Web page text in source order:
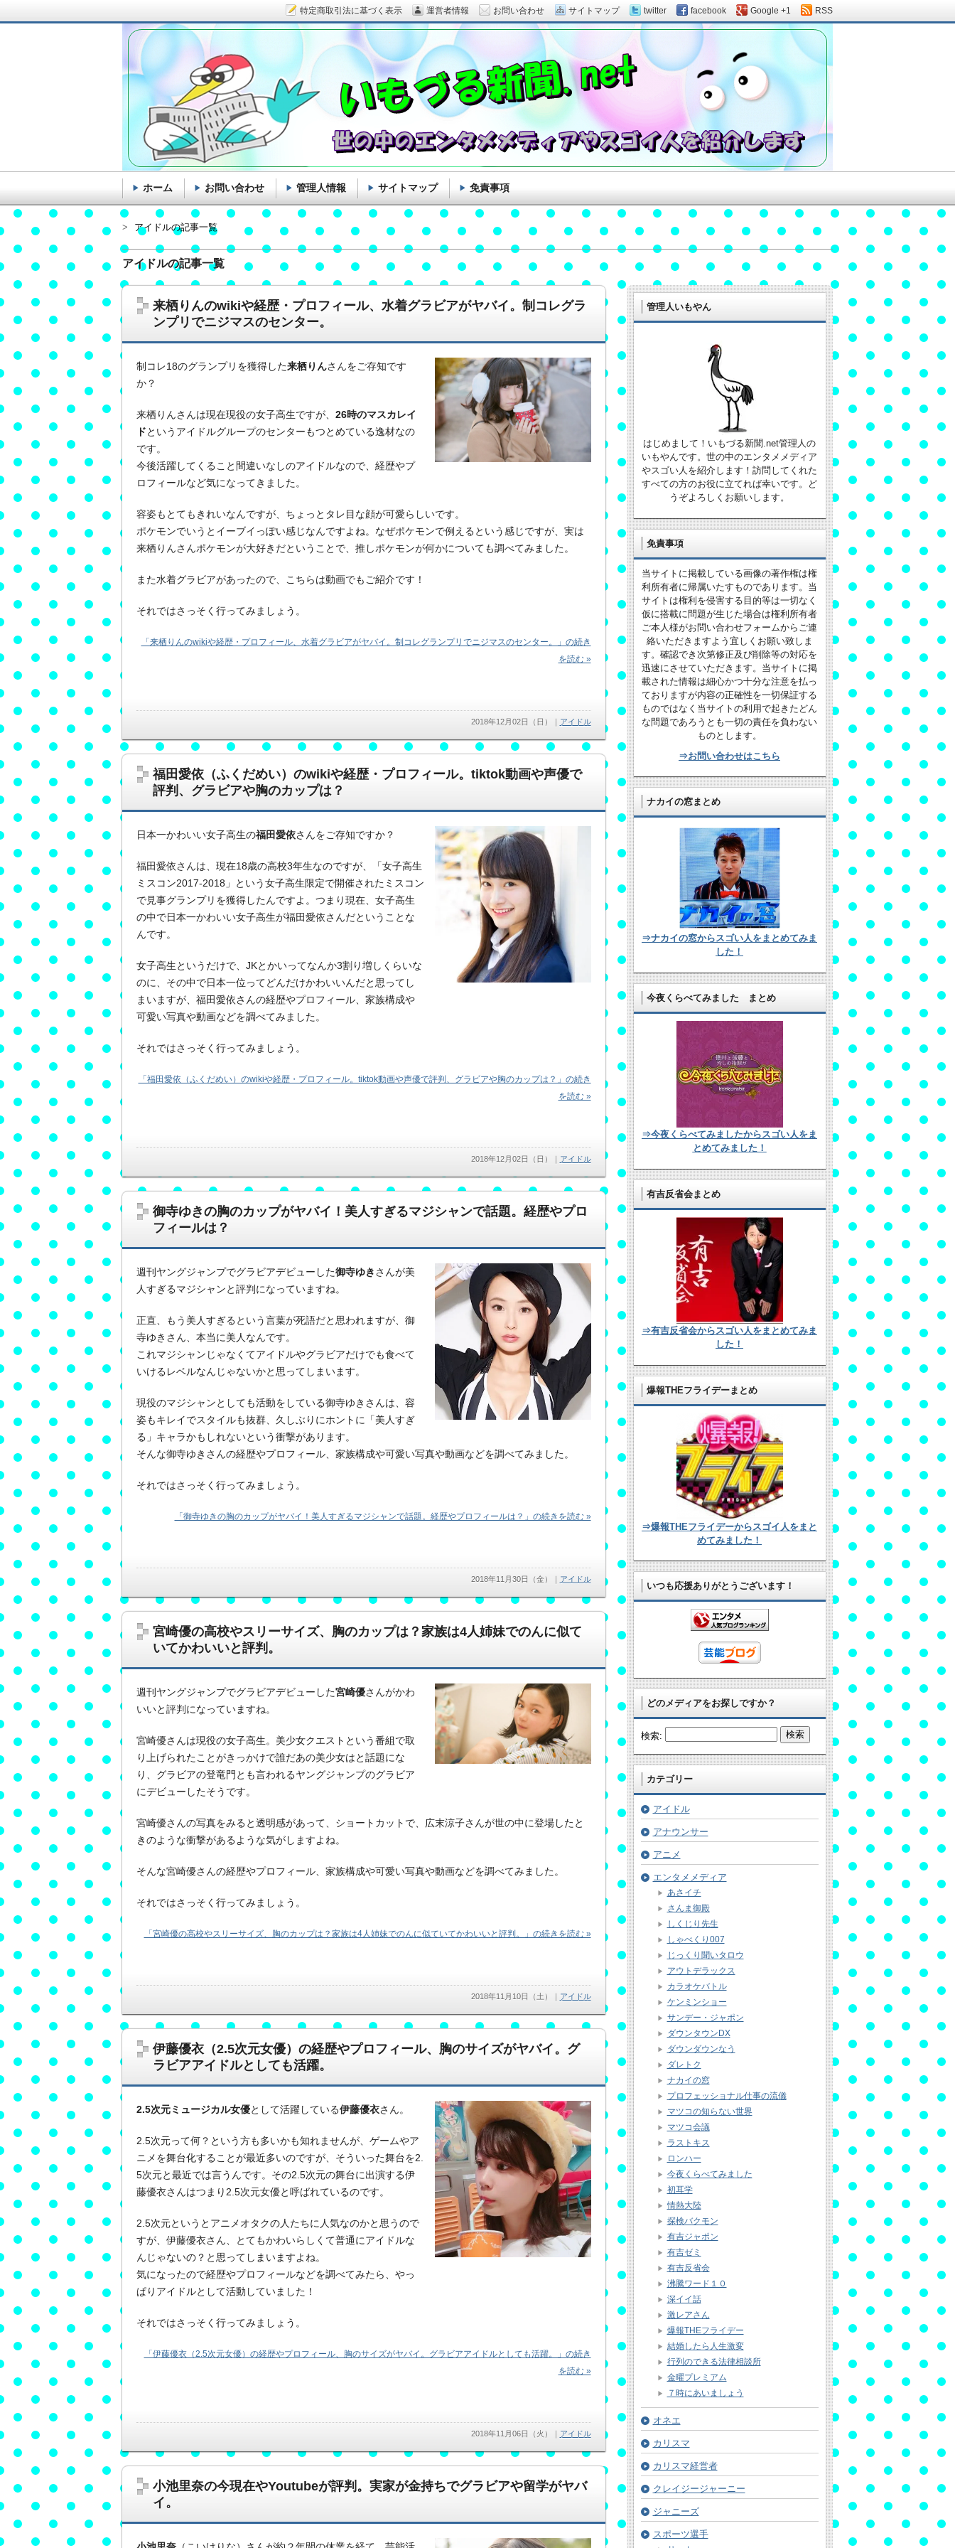
アイドルの記事一覧
来栖りんのwikiや経歴・プロフィール、水着グラビアがヤバイ。制コレグラ
ンプリでニジマスのセンター。
制コレ18のグランプリを獲得した来栖りんさんをご存知です
か？
来栖りんさんは現在現役の女子高生ですが、 26時のマスカレイ
ドというアイドルグループのセンターもつとめている逸材なの
です。
今後活躍してくること間違いなしのアイドルなので、経歴やプ
ロフィールなど気になってきました。
容姿もとてもきれいなんですが、ちょっとタレ目な顔が可愛らしいです。
ポケモンでいうとイーブイっぽい感じなんですよね。なぜポケモンで例えるという感じですが、実は
来栖りんさんポケモンが大好きだということで、推しポケモンが何かについても調べてみました。
また水着グラビアがあったので、こちらは動画でもご紹介です！
それではさっそく行ってみましょう。
「来栖りんのwikiや経歴・プロフィール、水着グラビアがヤバイ。制コレグランプリでニジマスのセンター。」の続き
を読む »
2018年12月02日（日） ｜ アイドル
福田愛依（ふくだめい）のwikiや経歴・プロフィール。tiktok動画や声優で
評判、グラビアや胸のカップは？
日本一かわいい女子高生の福田愛依さんをご存知ですか？
福田愛依さんは、現在18歳の高校3年生なのですが、「女子高生
ミスコン2017-2018」という女子高生限定で開催されたミスコン
で見事グランプリを獲得したんですよ。つまり現在、女子高生
の中で日本一かわいい女子高生が福田愛依さんだということな
んです。
女子高生というだけで、JKとかいってなんか3割り増しくらいな
のに、その中で日本一位ってどんだけかわいいんだと思ってし
まいますが、福田愛依さんの経歴やプロフィール、家族構成や
可愛い写真や動画などを調べてみました。
それではさっそく行ってみましょう。
「福田愛依（ふくだめい）のwikiや経歴・プロフィール。tiktok動画や声優で評判、グラビアや胸のカップは？」の続き
を読む »
2018年12月02日（日） ｜ アイドル
御寺ゆきの胸のカップがヤバイ！美人すぎるマジシャンで話題。経歴やプロ
フィールは？
週刊ヤングジャンプでグラビアデビューした御寺ゆきさんが美
人すぎるマジシャンと評判になっていますね。
正直、もう美人すぎるという言葉が死語だと思われますが、御
寺ゆきさん、本当に美人なんです。
これマジシャンじゃなくてアイドルやグラビアだけでも食べて
いけるレベルなんじゃないかと思ってしまいます。
現役のマジシャンとしても活動をしている御寺ゆきさんは、容
姿もキレイでスタイルも抜群、久しぶりにホントに「美人すぎ
る」キャラかもしれないという衝撃があります。
そんな御寺ゆきさんの経歴やプロフィール、家族構成や可愛い写真や動画などを調べてみました。
それではさっそく行ってみましょう。
「御寺ゆきの胸のカップがヤバイ！美人すぎるマジシャンで話題。経歴やプロフィールは？」の続きを読む »
2018年11月30日（金） ｜ アイドル
宮崎優の高校やスリーサイズ、胸のカップは？家族は4人姉妹でのんに似て
いてかわいいと評判。
週刊ヤングジャンプでグラビアデビューした宮崎優さんがかわ
いいと評判になっていますね。
宮崎優さんは現役の女子高生。美少女クエストという番組で取
り上げられたことがきっかけで誰だあの美少女はと話題にな
り、グラビアの登竜門とも言われるヤングジャンプのグラビア
にデビューしたそうです。
宮崎優さんの写真をみると透明感があって、ショートカットで、広末涼子さんが世の中に登場したと
きのような衝撃があるような気がしますよね。
そんな宮崎優さんの経歴やプロフィール、家族構成や可愛い写真や動画などを調べてみました。
それではさっそく行ってみましょう。
「宮崎優の高校やスリーサイズ、胸のカップは？家族は4人姉妹でのんに似ていてかわいいと評判。」の続きを読む »
2018年11月10日（土） ｜ アイドル
伊藤優衣（2.5次元女優）の経歴やプロフィール、胸のサイズがヤバイ。グ
ラビアアイドルとしても活躍。
2.5次元ミュージカル女優として活躍している伊藤優衣さん。
2.5次元って何？という方も多いかも知れませんが、ゲームやア
ニメを舞台化することが最近多いのですが、そういった舞台を2.
5次元と最近では言うんです。その2.5次元の舞台に出演する伊
藤優衣さんはつまり2.5次元女優と呼ばれているのです。
2.5次元というとアニメオタクの人たちに人気なのかと思うので
すが、伊藤優衣さん、とてもかわいらしくて普通にアイドルな
んじゃないの？と思ってしまいますよね。
気になったので経歴やプロフィールなどを調べてみたら、やっ
ぱりアイドルとして活動していました！
それではさっそく行ってみましょう。
「伊藤優衣（2.5次元女優）の経歴やプロフィール、胸のサイズがヤバイ。グラビアアイドルとしても活躍。」の続き
を読む »
2018年11月06日（火） ｜ アイドル
小池里奈の今現在やYoutubeが評判。実家が金持ちでグラビアや留学がヤバ
イ。
管理人いもやん
はじめまして！いもづる新聞.net管理人の
いもやんです。世の中のエンタメメディア
やスゴい人を紹介します！訪問してくれた
すべての方のお役に立てれば幸いです。ど
うぞよろしくお願いします。
免責事項
当サイトに掲載している画像の著作権は権
利所有者に帰属いたすものであります。当
サイトは権利を侵害する目的等は一切なく
仮に搭載に問題が生じた場合は権利所有者
ご本人様がお問い合わせフォームからご連
絡いただきますよう宜しくお願い致しま
す。確認でき次第修正及び削除等の対応を
迅速にさせていただきます。当サイトに掲
載された情報は細心かつ十分な注意を払っ
ておりますが内容の正確性を一切保証する
ものではなく当サイトの利用で起きたどん
な問題であろうとも一切の責任を負わない
ものとします。
⇒お問い合わせはこちら
ナカイの窓まとめ
⇒ナカイの窓からスゴい人をまとめてみま
した！
今夜くらべてみました まとめ
⇒今夜くらべてみましたからスゴい人をま
とめてみました！
有吉反省会まとめ
⇒有吉反省会からスゴい人をまとめてみま
した！
爆報THEフライデーまとめ
⇒爆報THEフライデーからスゴイ人をまと
めてみました！
いつも応援ありがとうございます！
どのメディアをお探しですか？
検索:
カテゴリー
アイドル
アナウンサー
アニメ
エンタメメディア
あさイチ
さんま御殿
しくじり先生
しゃべくり007
じっくり聞いタロウ
アウトデラックス
カラオケバトル
ケンミンショー
サンデー・ジャポン
ダウンタウンDX
ダウンダウンなう
ダレトク
ナカイの窓
プロフェッショナル仕事の流儀
マツコの知らない世界
マツコ会議
ラストキス
ロンハー
今夜くらべてみました
初耳学
情熱大陸
探検バクモン
有吉ジャポン
有吉ゼミ
有吉反省会
沸騰ワード１０
深イイ話
激レアさん
爆報THEフライデー
結婚したら人生激変
行列のできる法律相談所
金曜プレミアム
７時にあいましょう
オネエ
カリスマ
カリスマ経営者
クレイジージャーニー
ジャニーズ
スポーツ選手
アイドルの記事一覧
ホーム お問い合わせ 管理人情報 サイトマップ 免責事項
特定商取引法に基づく表示 運営者情報 お問い合わせ サイトマップ twitter facebook Google +1 RSS